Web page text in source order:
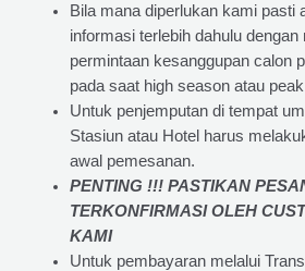
Bila mana diperlukan kami pasti
informasi terlebih dahulu dengan
permintaan kesanggupan calon
pada saat high season atau
Untuk penjemputan di tempat
Stasiun atau Hotel harus
awal pemesanan.
PENTING !!! PASTIKAN
TERKONFIRMASI OLEH
KAMI
Untuk pembayaran melalui